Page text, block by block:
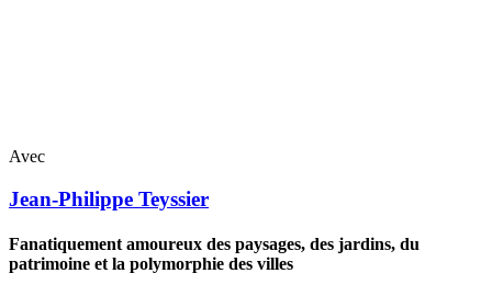
Avec
Jean-Philippe Teyssier
Fanatiquement amoureux des paysages, des jardins, du
patrimoine et la polymorphie des villes